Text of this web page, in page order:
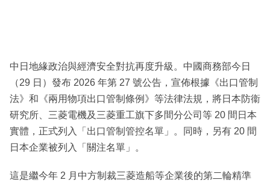
中日地緣政治與經濟安全對抗再度升級。中國商務部今日
（29 日）發布 2026 年第 27 號公告，宣佈根據《出口管制
法》和《兩用物項出口管制條例》等法律法規，將日本防衞
研究所、三菱電機及三菱重工旗下多間分公司等 20 間日本
實體，正式列入「出口管制管控名單」。同時，另有 20 間
日本企業被列入「關注名單」。
這是繼今年 2 月中方制裁三菱造船等企業後的第二輪精準